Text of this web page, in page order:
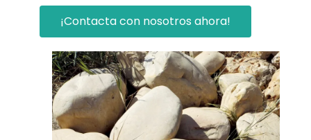
¡Contacta con nosotros ahora!